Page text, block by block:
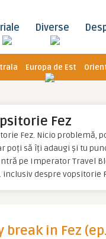
Diverse
Europa de Est
Fez
Fez. Nicio problemă,
să îți adaugi și tu
pe Imperator Travel
despre vopsitorie
break in Fez